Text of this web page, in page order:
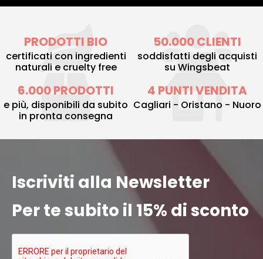
PRODOTTI BIO
certificati con ingredienti
naturali e cruelty free
50.000 CLIENTI
soddisfatti degli acquisti
su Wingsbeat
6.000 PRODOTTI
e più, disponibili da subito
in pronta consegna
4 PUNTI VENDITA
Cagliari - Oristano - Nuoro
Iscriviti alla Newsletter
Per te subito il 15% di sconto